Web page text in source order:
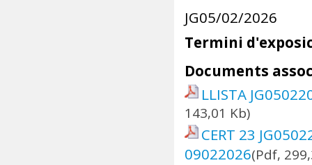
JG05/02/2026
Termini
Documents
LLISTA
143,01 Kb)
CERT 23
09022026(Pdf,